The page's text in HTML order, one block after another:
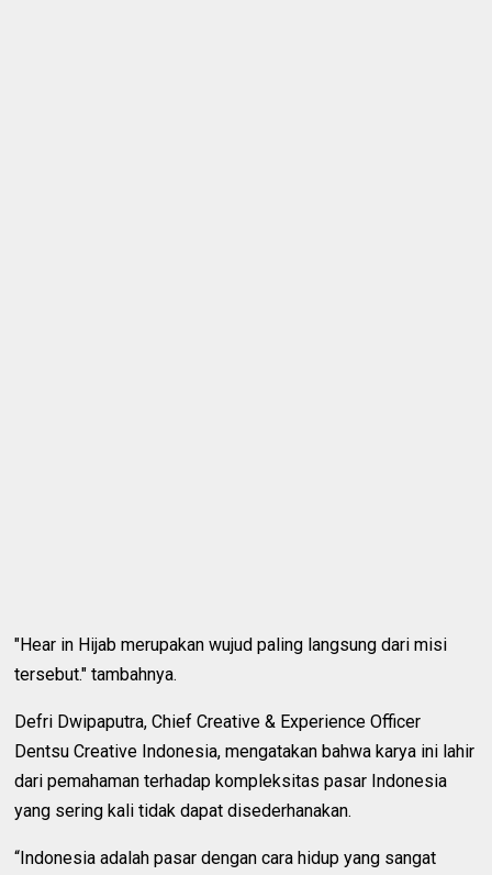
"Hear in Hijab merupakan wujud paling langsung dari misi
tersebut." tambahnya.
Defri Dwipaputra, Chief Creative & Experience Officer
Dentsu Creative Indonesia, mengatakan bahwa karya ini lahir
dari pemahaman terhadap kompleksitas pasar Indonesia
yang sering kali tidak dapat disederhanakan.
“Indonesia adalah pasar dengan cara hidup yang sangat